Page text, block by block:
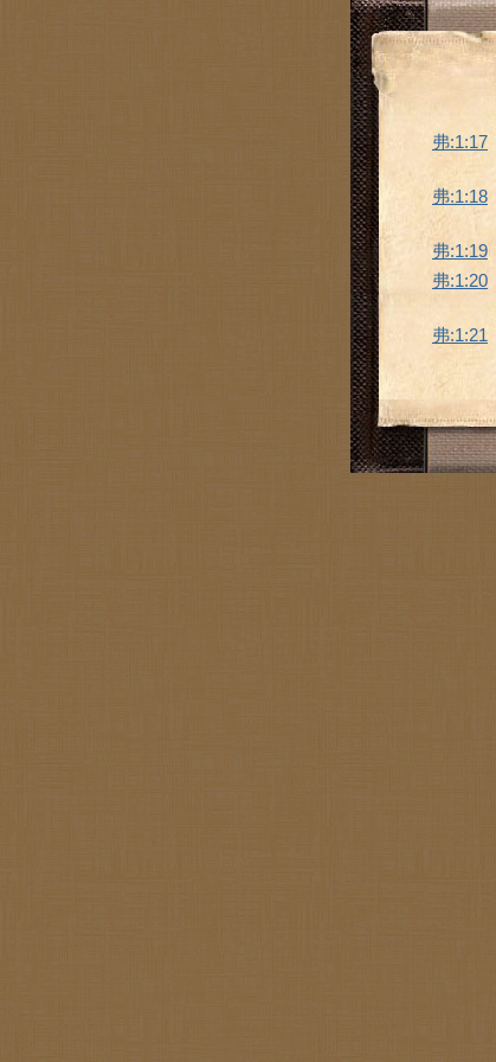
弗:1:17
弗:1:18
弗:1:19
弗:1:20
弗:1:21